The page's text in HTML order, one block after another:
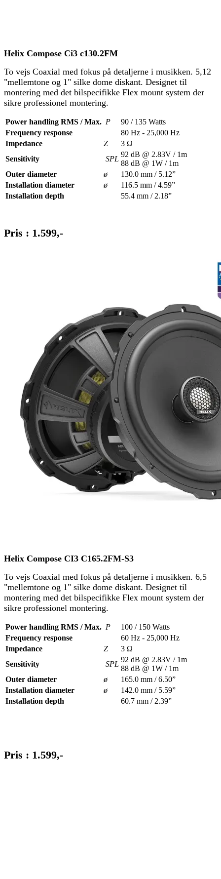
Helix Compose Ci3 c130.2FM
To vejs Coaxial med fokus på detaljerne i musikken. 5,12
"mellemtone og 1" silke dome diskant. Designet til
montering med det bilspecifikke Flex mount system der
sikre professionel montering.
Power handling RMS / Max. P
90 / 135 Watts
Frequency response
80 Hz - 25,000 Hz
Impedance
Z
3 Ω
Sensitivity
SPL
92 dB @ 2.83V / 1m
88 dB @ 1W / 1m
Outer diameter
ø
130.0 mm / 5.12”
Installation diameter
ø
116.5 mm / 4.59”
Installation depth
55.4 mm / 2.18”
Pris : 1.599,-
Helix Compose CI3 C165.2FM-S3
To vejs Coaxial med fokus på detaljerne i musikken. 6,5
"mellemtone og 1" silke dome diskant. Designet til
montering med det bilspecifikke Flex mount system der
sikre professionel montering.
Power handling RMS / Max. P
100 / 150 Watts
Frequency response
60 Hz - 25,000 Hz
Impedance
Z
3 Ω
Sensitivity
SPL
92 dB @ 2.83V / 1m
88 dB @ 1W / 1m
Outer diameter
ø
165.0 mm / 6.50”
Installation diameter
ø
142.0 mm / 5.59”
Installation depth
60.7 mm / 2.39”
Pris : 1.599,-